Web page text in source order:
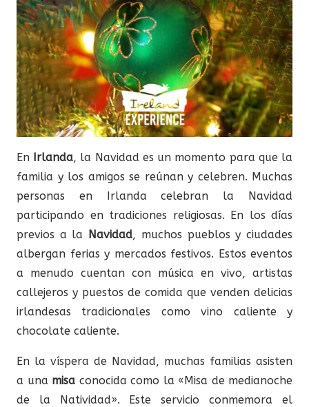
En Irlanda, la Navidad es un momento para que la
familia y los amigos se reúnan y celebren. Muchas
personas en Irlanda celebran la Navidad
participando en tradiciones religiosas. En los días
previos a la Navidad, muchos pueblos y ciudades
albergan ferias y mercados festivos. Estos eventos
a menudo cuentan con música en vivo, artistas
callejeros y puestos de comida que venden delicias
irlandesas tradicionales como vino caliente y
chocolate caliente.
En la víspera de Navidad, muchas familias asisten
a una misa conocida como la «Misa de medianoche
de la Natividad». Este servicio conmemora el